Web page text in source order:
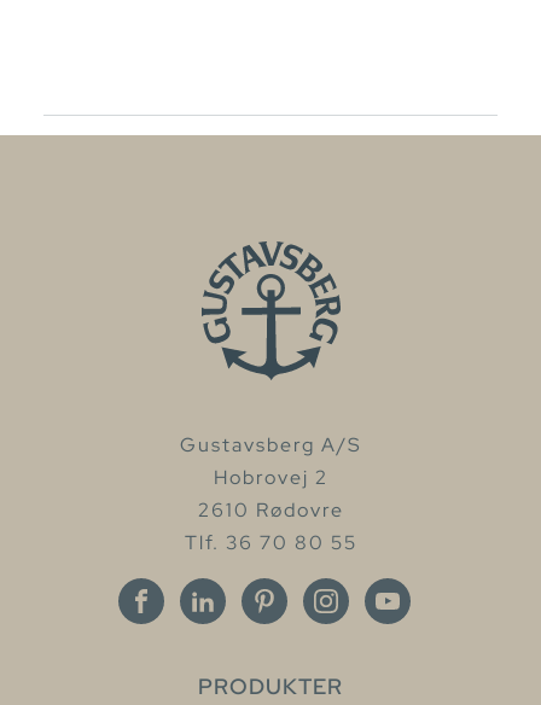
Gustavsberg A/S
Hobrovej 2
2610 Rødovre
Tlf. 36 70 80 55
PRODUKTER